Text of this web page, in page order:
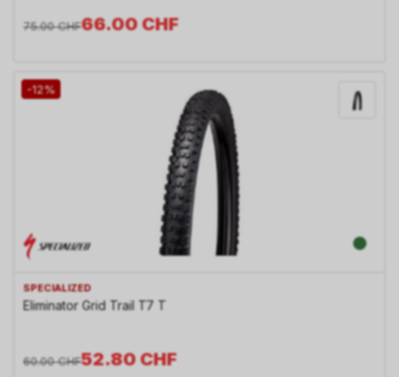
66.00CHF
75.00 CHF
-12%
SPECIALIZED
Eliminator Grid Trail T7 T
52.80CHF
60.00 CHF